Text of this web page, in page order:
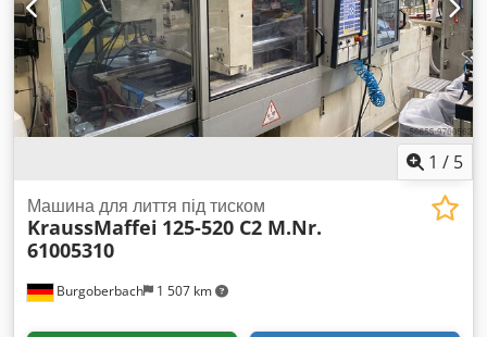
1 / 5
Burgoberbach 1 507 km
Машина для лиття під тиском
KraussMaffei 125-520 C2 M.Nr.
61005310